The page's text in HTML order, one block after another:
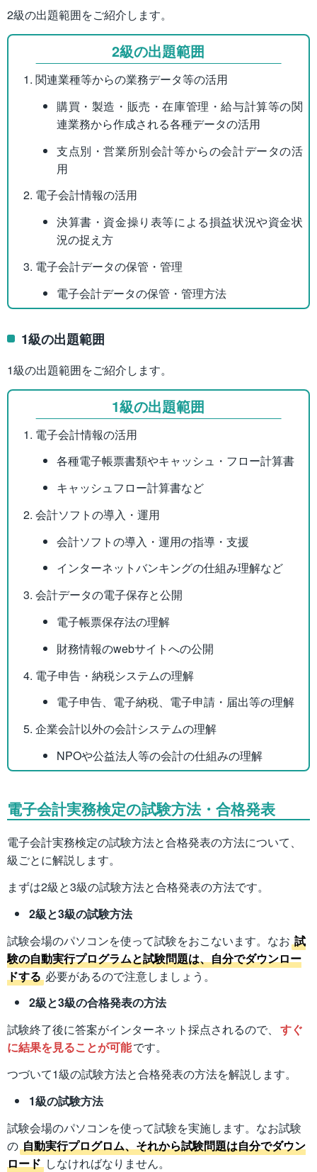
2級の出題範囲をご紹介します。
2級の出題範囲
関連業種等からの業務データ等の活用
購買・製造・販売・在庫管理・給与計算等の関
連業務から作成される各種データの活用
支点別・営業所別会計等からの会計データの活
用
電子会計情報の活用
決算書・資金操り表等による損益状況や資金状
況の捉え方
電子会計データの保管・管理
電子会計データの保管・管理方法
1級の出題範囲
1級の出題範囲をご紹介します。
1級の出題範囲
電子会計情報の活用
各種電子帳票書類やキャッシュ・フロー計算書
キャッシュフロー計算書など
会計ソフトの導入・運用
会計ソフトの導入・運用の指導・支援
インターネットバンキングの仕組み理解など
会計データの電子保存と公開
電子帳票保存法の理解
財務情報のwebサイトへの公開
電子申告・納税システムの理解
電子申告、電子納税、電子申請・届出等の理解
企業会計以外の会計システムの理解
NPOや公益法人等の会計の仕組みの理解
電子会計実務検定の試験方法・合格発表
電子会計実務検定の試験方法と合格発表の方法について、
級ごとに解説します。
まずは2級と3級の試験方法と合格発表の方法です。
2級と3級の試験方法
試験会場のパソコンを使って試験をおこないます。なお 試
験の自動実行プログラムと試験問題は、自分でダウンロー
ドする 必要があるので注意しましょう。
2級と3級の合格発表の方法
試験終了後に答案がインターネット採点されるので、 すぐ
に結果を見ることが可能です。
つづいて1級の試験方法と合格発表の方法を解説します。
1級の試験方法
試験会場のパソコンを使って試験を実施します。なお試験
の 自動実行プログロム、それから試験問題は自分でダウン
ロード しなければなりません。